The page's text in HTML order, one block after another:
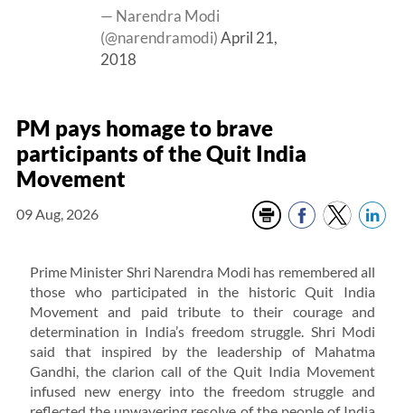
— Narendra Modi
(@narendramodi)April 21,
2018
PM pays homage to brave
participants of the Quit India
Movement
09 Aug, 2026
Prime Minister Shri Narendra Modi has remembered all
those who participated in the historic Quit India
Movement and paid tribute to their courage and
determination in India’s freedom struggle. Shri Modi
said that inspired by the leadership of Mahatma
Gandhi, the clarion call of the Quit India Movement
infused new energy into the freedom struggle and